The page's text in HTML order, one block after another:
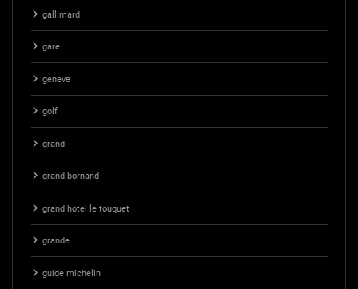
gallimard
gare
geneve
golf
grand
grand bornand
grand hotel le touquet
grande
guide michelin